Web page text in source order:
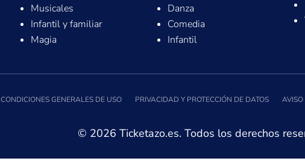
Musicales
Infantil y familiar
Magia
Danza
Comedia
Infantil
CONDICIONES GENERALES DE USO PRIVACIDAD Y PROTECCIÓN DE DATOS
© 2026 Ticketazo.es. Todos los derechos